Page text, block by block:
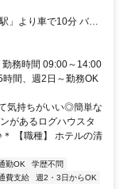
」より車で10分 バス
勤務時間 09:00～14:00
間、週2日～勤務OK
気持ちがいい◎簡単な
があるログハウスタ
【職種】 ホテルの清
勤OK
学歴不問
費支給
週2・3日からOK